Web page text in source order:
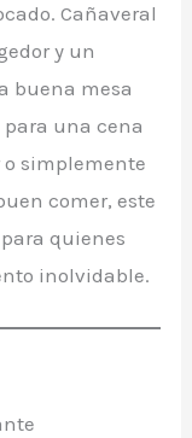
Cañaveral
y un
buena mesa
una cena
simplemente
comer, este
quienes
inolvidable.